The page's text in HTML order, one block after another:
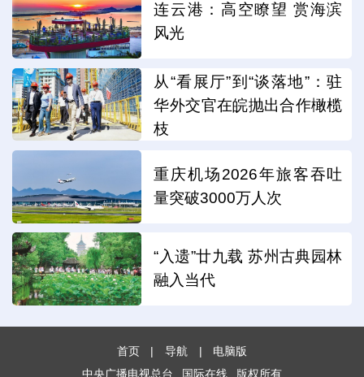
连云港：高空瞭望 赏海滨
风光
从“看展厅”到“谈落地”：驻
华外交官在皖抛出合作橄榄
枝
重庆机场2026年旅客吞吐
量突破3000万人次
“入遗”廿九载 苏州古典园林
融入当代
首页 | 导航 |
电脑版
中央广播电视总台
国际在线 版权所有